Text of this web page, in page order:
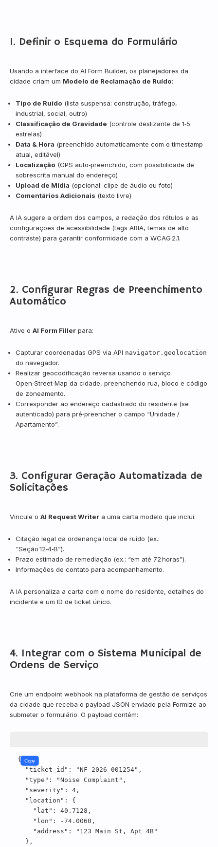
1. Definir o Esquema do Formulário
Usando a interface do AI Form Builder, os planejadores da
cidade criam um Modelo de Reclamação de Ruído:
Tipo de Ruído (lista suspensa: construção, tráfego,
industrial, social, outro)
Classificação de Gravidade (controle deslizante de 1‑5
estrelas)
Data & Hora (preenchido automaticamente com o timestamp
atual, editável)
Localização (GPS auto‑preenchido, com possibilidade de
sobrescrita manual do endereço)
Upload de Mídia (opcional: clipe de áudio ou foto)
Comentários Adicionais (texto livre)
A IA sugere a ordem dos campos, a redação dos rótulos e as
configurações de acessibilidade (tags ARIA, temas de alto
contraste) para garantir conformidade com a WCAG 2.1.
2. Configurar Regras de Preenchimento
Automático
Ative o AI Form Filler para:
Capturar coordenadas GPS via API navigator.geolocation
do navegador.
Realizar geocodificação reversa usando o serviço
Open‑Street‑Map da cidade, preenchendo rua, bloco e código
de zoneamento.
Corresponder ao endereço cadastrado do residente (se
autenticado) para pré‑preencher o campo “Unidade /
Apartamento”.
3. Configurar Geração Automatizada de
Solicitações
Vincule o AI Request Writer a uma carta modelo que inclui:
Citação legal da ordenança local de ruído (ex.:
“Seção 12‑4‑B”).
Prazo estimado de remediação (ex.: “em até 72 horas”).
Informações de contato para acompanhamento.
A IA personaliza a carta com o nome do residente, detalhes do
incidente e um ID de ticket único.
4. Integrar com o Sistema Municipal de
Ordens de Serviço
Crie um endpoint webhook na plataforma de gestão de serviços
da cidade que receba o payload JSON enviado pela Formize ao
submeter o formulário. O payload contém:
Copy
{
"ticket_id" : "NF-2026-001254" ,
"type" : "Noise Complaint" ,
"severity" : 4 ,
"location" :
{
"lat" : 40.7128 ,
"lon" : -74.0060 ,
"address" :
"123 Main St, Apt 4B"
},